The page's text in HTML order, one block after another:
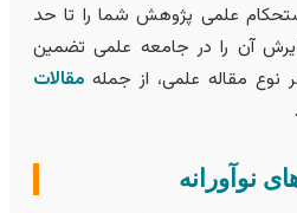
علمی پژوهش شما را تا حد
را در جامعه علمی تضمين
علمی، از جملهمقالات